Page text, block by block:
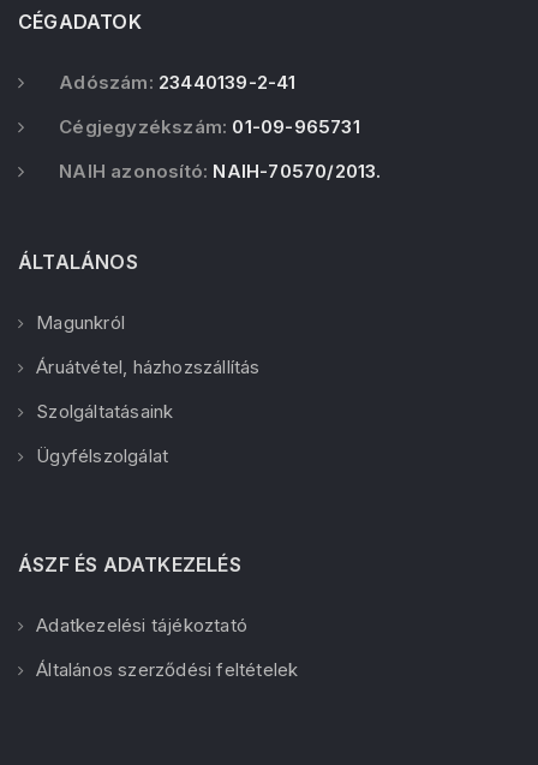
CÉGADATOK
Adószám: 23440139-2-41
Cégjegyzékszám: 01-09-965731
NAIH azonosító: NAIH-70570/2013.
ÁLTALÁNOS
Magunkról
Áruátvétel, házhozszállítás
Szolgáltatásaink
Ügyfélszolgálat
ÁSZF ÉS ADATKEZELÉS
Adatkezelési tájékoztató
Általános szerződési feltételek